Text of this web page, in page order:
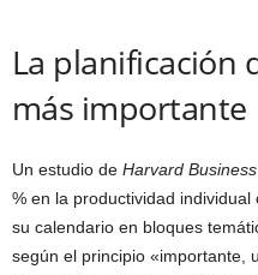
La planificación
más importante
Un estudio de Harvard
% en la productividad
su calendario en bloques
según el principio «importante,